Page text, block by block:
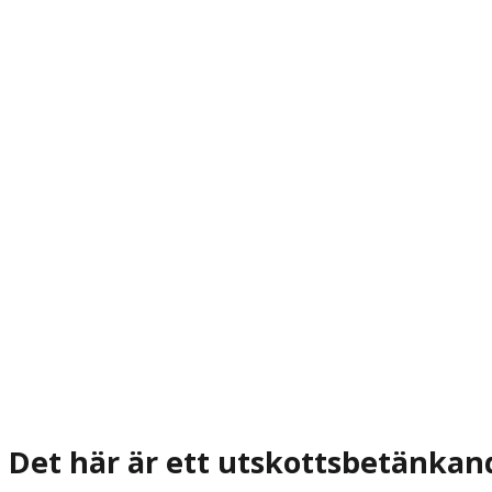
Det här är ett